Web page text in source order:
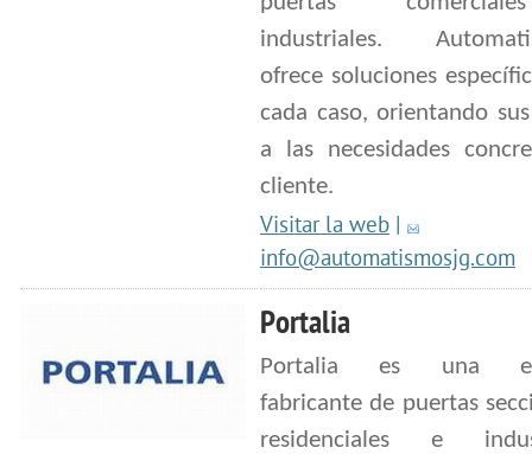
industriales.
ofrece soluciones
cada caso, orientando
a las necesidades
cliente.
Visitar la web |
info@automatismosjg.com
Portalia
Portalia es una
fabricante de puertas
residenciales e